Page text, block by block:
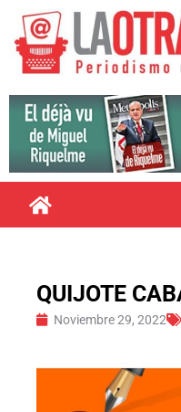
QUIJOTE
Noviembre 29, 2022